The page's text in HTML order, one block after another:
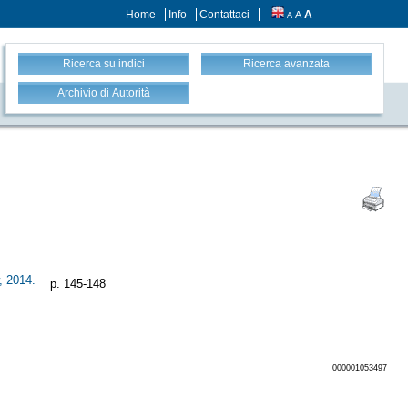
Home Info Contattaci A A A
Ricerca su indici Ricerca avanzata
Archivio di Autorità